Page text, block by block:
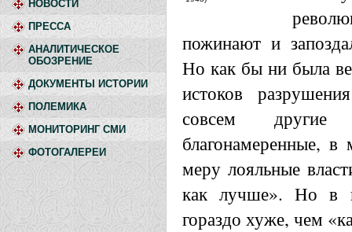
НОВОСТИ
ПРЕССА
АНАЛИТИЧЕСКОЕ
ОБОЗРЕНИЕ
ДОКУМЕНТЫ ИСТОРИИ
ПОЛЕМИКА
МОНИТОРИНГ СМИ
ФОТОГАЛЕРЕИ
пожинают и
Но как бы ни была
истоков
совсем другие
благонамеренные,
меру лояльные
как лучше». Но в
гораздо хуже, чем